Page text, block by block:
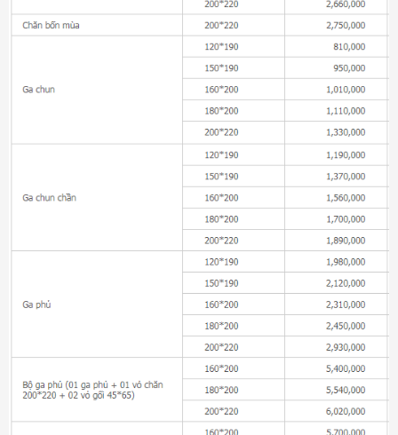
Đệm bông ép Artemis
6.200.000₫
Đệm bông ép Everon
1.771.000₫